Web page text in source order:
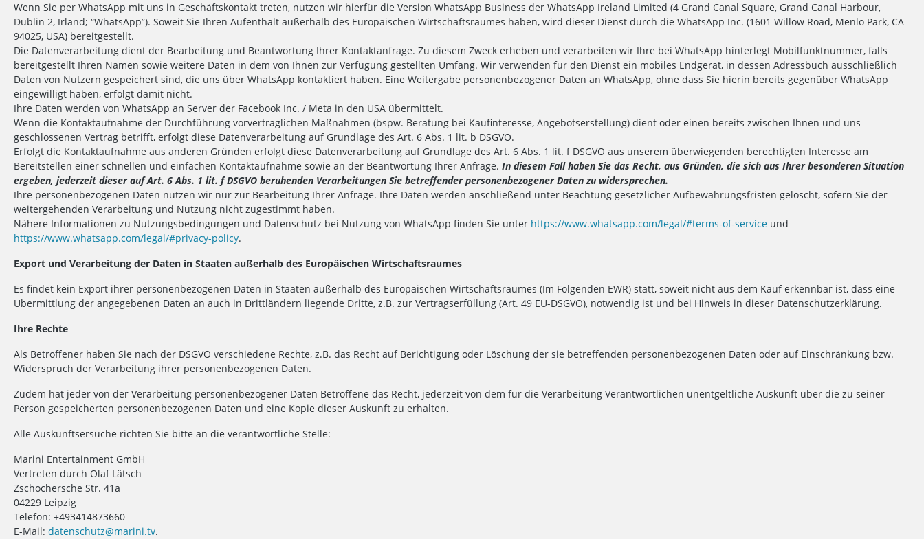
Wenn Sie per WhatsApp mit uns in Geschäftskontakt treten, nutzen wir hierfür die Version WhatsApp Business der WhatsApp Ireland Limited (4 Grand Canal Square, Grand Canal Harbour,
Dublin 2, Irland; “WhatsApp”). Soweit Sie Ihren Aufenthalt außerhalb des Europäischen Wirtschaftsraumes haben, wird dieser Dienst durch die WhatsApp Inc. (1601 Willow Road, Menlo Park, CA
94025, USA) bereitgestellt.
Die Datenverarbeitung dient der Bearbeitung und Beantwortung Ihrer Kontaktanfrage. Zu diesem Zweck erheben und verarbeiten wir Ihre bei WhatsApp hinterlegt Mobilfunktnummer, falls
bereitgestellt Ihren Namen sowie weitere Daten in dem von Ihnen zur Verfügung gestellten Umfang. Wir verwenden für den Dienst ein mobiles Endgerät, in dessen Adressbuch ausschließlich
Daten von Nutzern gespeichert sind, die uns über WhatsApp kontaktiert haben. Eine Weitergabe personenbezogener Daten an WhatsApp, ohne dass Sie hierin bereits gegenüber WhatsApp
eingewilligt haben, erfolgt damit nicht.
Ihre Daten werden von WhatsApp an Server der Facebook Inc. / Meta in den USA übermittelt.
Wenn die Kontaktaufnahme der Durchführung vorvertraglichen Maßnahmen (bspw. Beratung bei Kaufinteresse, Angebotserstellung) dient oder einen bereits zwischen Ihnen und uns
geschlossenen Vertrag betrifft, erfolgt diese Datenverarbeitung auf Grundlage des Art. 6 Abs. 1 lit. b DSGVO.
Erfolgt die Kontaktaufnahme aus anderen Gründen erfolgt diese Datenverarbeitung auf Grundlage des Art. 6 Abs. 1 lit. f DSGVO aus unserem überwiegenden berechtigten Interesse am
Bereitstellen einer schnellen und einfachen Kontaktaufnahme sowie an der Beantwortung Ihrer Anfrage. In diesem Fall haben Sie das Recht, aus Gründen, die sich aus Ihrer besonderen Situation
ergeben, jederzeit dieser auf Art. 6 Abs. 1 lit. f DSGVO beruhenden Verarbeitungen Sie betreffender personenbezogener Daten zu widersprechen.
Ihre personenbezogenen Daten nutzen wir nur zur Bearbeitung Ihrer Anfrage. Ihre Daten werden anschließend unter Beachtung gesetzlicher Aufbewahrungsfristen gelöscht, sofern Sie der
weitergehenden Verarbeitung und Nutzung nicht zugestimmt haben.
Nähere Informationen zu Nutzungsbedingungen und Datenschutz bei Nutzung von WhatsApp finden Sie unter https://www.whatsapp.com/legal/#terms-of-service und
https://www.whatsapp.com/legal/#privacy-policy.
Export und Verarbeitung der Daten in Staaten außerhalb des Europäischen Wirtschaftsraumes
Es findet kein Export ihrer personenbezogenen Daten in Staaten außerhalb des Europäischen Wirtschaftsraumes (Im Folgenden EWR) statt, soweit nicht aus dem Kauf erkennbar ist, dass eine
Übermittlung der angegebenen Daten an auch in Drittländern liegende Dritte, z.B. zur Vertragserfüllung (Art. 49 EU-DSGVO), notwendig ist und bei Hinweis in dieser Datenschutzerklärung.
Ihre Rechte
Als Betroffener haben Sie nach der DSGVO verschiedene Rechte, z.B. das Recht auf Berichtigung oder Löschung der sie betreffenden personenbezogenen Daten oder auf Einschränkung bzw.
Widerspruch der Verarbeitung ihrer personenbezogenen Daten.
Zudem hat jeder von der Verarbeitung personenbezogener Daten Betroffene das Recht, jederzeit von dem für die Verarbeitung Verantwortlichen unentgeltliche Auskunft über die zu seiner
Person gespeicherten personenbezogenen Daten und eine Kopie dieser Auskunft zu erhalten.
Alle Auskunftsersuche richten Sie bitte an die verantwortliche Stelle:
Marini Entertainment GmbH
Vertreten durch Olaf Lätsch
Zschochersche Str. 41a
04229 Leipzig
Telefon: +493414873660
E-Mail: datenschutz@marini.tv.